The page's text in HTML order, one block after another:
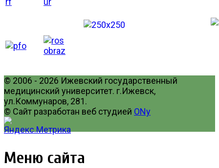
© 2006 - 2026 Ижевский государственный
медицинский университет. г.Ижевск,
ул.Коммунаров, 281.
© Сайт разработан веб студией ONy
Меню сайта